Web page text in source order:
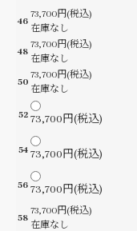
46
73,700円(税込)
在庫なし
48
73,700円(税込)
在庫なし
50
73,700円(税込)
在庫なし
52 73,700円(税込)
54 73,700円(税込)
56 73,700円(税込)
58
73,700円(税込)
在庫なし